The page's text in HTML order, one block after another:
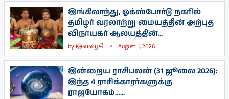
இங்கிலாந்து, ஓக்ஸ்போர்டு நகரில்
தமிழர் வரலாற்று மையத்தின் அற்புத
விநாயகர் ஆலயத்தின்...
byஇளவரசி August 1, 2026
இன்றைய ராசிபலன் (31 ஜூலை 2026):
இந்த 4 ராசிக்காரர்களுக்கு
ராஜயோகம்…...